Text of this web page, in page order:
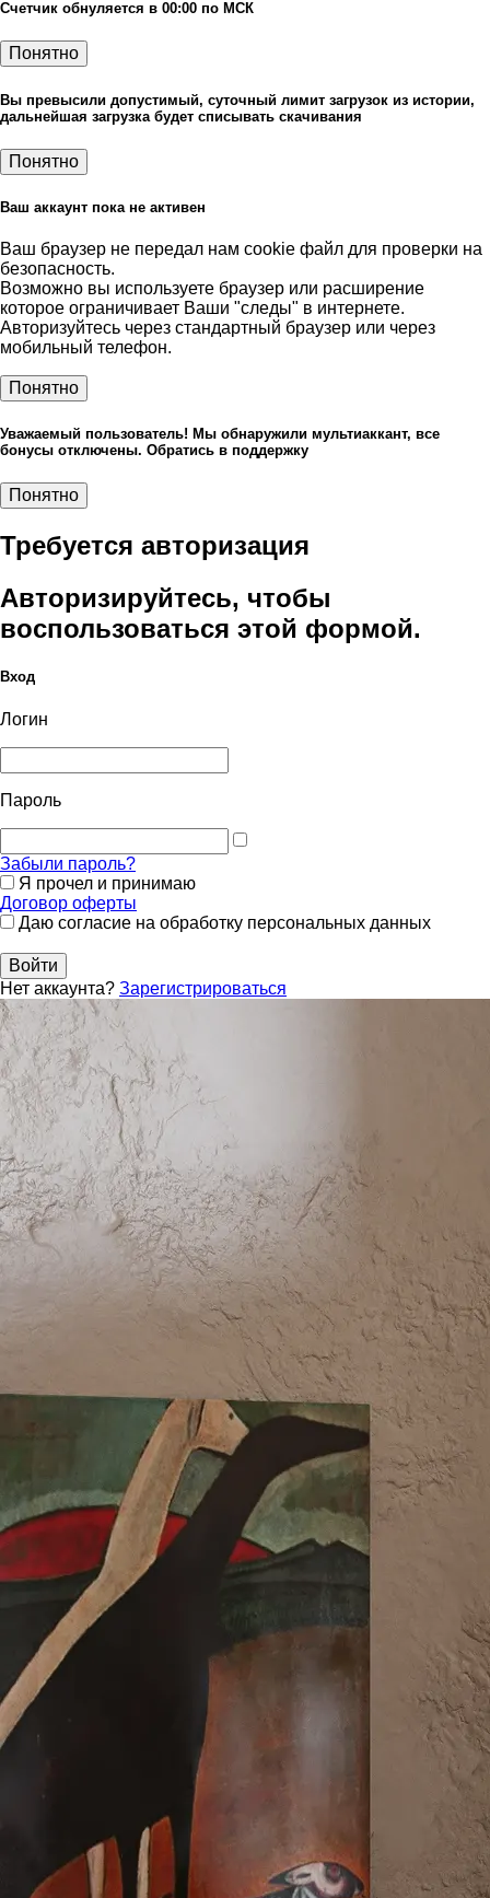
Счетчик обнуляется в 00:00 по МСК
Понятно
Вы превысили допустимый, суточный лимит загрузок из истории,
дальнейшая загрузка будет списывать скачивания
Понятно
Ваш аккаунт пока не активен
Ваш браузер не передал нам cookie файл для проверки на
безопасность.
Возможно вы используете браузер или расширение
которое ограничивает Ваши "следы" в интернете.
Авторизуйтесь через стандартный браузер или через
мобильный телефон.
Понятно
Уважаемый пользователь! Мы обнаружили мультиаккант, все
бонусы отключены. Обратись в поддержку
Понятно
Требуется авторизация
Авторизируйтесь, чтобы
воспользоваться этой формой.
Вход
Логин
Пароль
Забыли пароль?
Я прочел и принимаю
Договор оферты
Даю согласие на обработку персональных данных
Войти
Нет аккаунта? Зарегистрироваться